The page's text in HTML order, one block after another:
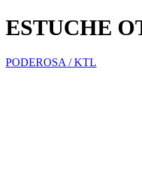
ESTUCHE
PODEROSA / KTL